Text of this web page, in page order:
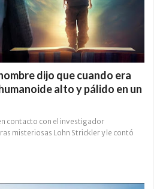
dijo que cuando era
alto y pálido en un
contacto con el investigador
misteriosas Lohn Strickler y le contó